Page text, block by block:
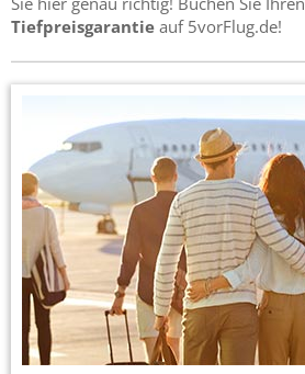
Tiefpreisgarantie auf 5vorFlug.de!